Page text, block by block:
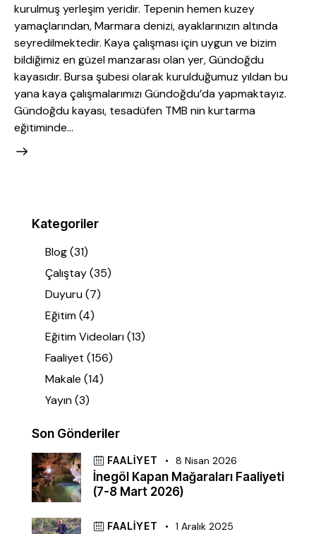
kurulmuş yerleşim yeridir. Tepenin hemen kuzey
yamaçlarından, Marmara denizi, ayaklarınızın altında
seyredilmektedir. Kaya çalışması için uygun ve bizim
bildiğimiz en güzel manzarası olan yer, Gündoğdu
kayasıdır. Bursa şubesi olarak kurulduğumuz yıldan bu
yana kaya çalışmalarımızı Gündoğdu’da yapmaktayız.
Gündoğdu kayası, tesadüfen TMB nin kurtarma
eğitiminde…
Kategoriler
Blog(31)
Çalıştay(35)
Duyuru(7)
Eğitim(4)
Eğitim Videoları(13)
Faaliyet (156)
Makale (14)
Yayın(3)
Son Gönderiler
FAALIYET 8 Nisan 2026
İnegöl Kapan Mağaraları Faaliyeti
(7-8 Mart 2026)
FAALIYET 1 Aralık 2025